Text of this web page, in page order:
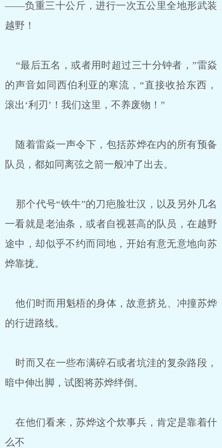
——负重三十公斤，进行一次五公里全地形武装
越野！
“最后五名，或者用时超过三十分钟者，”雷焱
的声音如同西伯利亚的寒流，“直接收拾东西，
滚出‘利刃’！我们这里，不养废物！”
随着雷焱一声令下，包括苏烨在内的所有预备
队员，都如同离弦之箭一般冲了出去。
那个代号“铁牛”的刀疤脸壮汉，以及另外几名
一看就是老油条，或者自视甚高的队员，在越野
途中，却似乎不约而同地，开始有意无意地向苏
烨靠拢。
他们时而用魁梧的身体，故意挤兑、冲撞苏烨
的行进路线。
时而又在一些布满碎石或者坑洼的复杂路段，
暗中伸出脚，试图将苏烨绊倒。
在他们看来，苏烨这个炊事兵，肯定是靠着什
么不